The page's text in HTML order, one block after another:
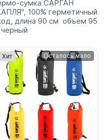
сумка САРГАН
100% герметичный
длина 90 см объем 95
черный
Хит Осталось мало